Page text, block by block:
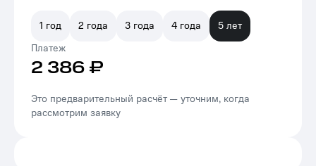
1 год 2 года 3 года 4 года
5 лет
Платеж
2 386 ₽
Это предварительный расчёт — уточним, когда
рассмотрим заявку